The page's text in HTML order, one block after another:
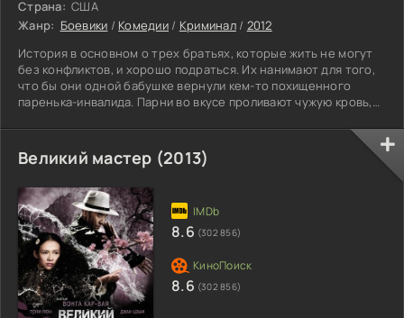
Страна: США
Жанр: Боевики / Комедии / Криминал/ 2012
История в основном о трех братьях, которые жить не могут
без конфликтов, и хорошо подраться. Их нанимают для того,
что бы они одной бабушке вернули кем-то похищенного
паренька-инвалида. Парни во вкусе проливают чужую кровь,
Великий мастер (2013)
8.6 (302 856)
8.6 (302 856)